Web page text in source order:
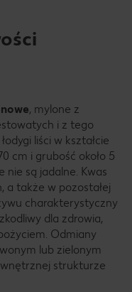
, mylone z
i z tego
liści w kształcie
cm i grubość około 5
nie są jadalne. Kwas
a także w pozostałej
charakterystyczny
dla zdrowia,
Odmiany
lub zielonym
strukturze